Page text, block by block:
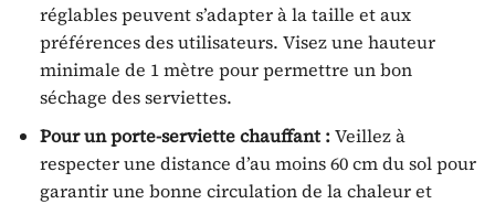
réglables peuvent s’adapter à la taille et aux
préférences des utilisateurs. Visez une hauteur
minimale de 1 mètre pour permettre un bon
séchage des serviettes.
Pour un porte-serviette chauffant :Veillez à
respecter une distance d’au moins 60 cm du sol pour
garantir une bonne circulation de la chaleur et